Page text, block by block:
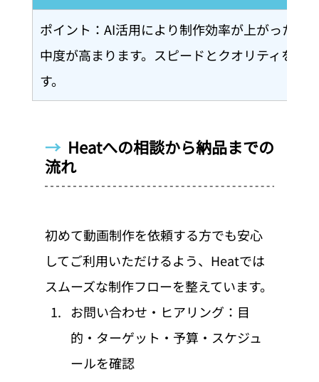
ポイント：AI活用により制作効率が上がった分
中度が高まります。スピードとクオリティを両
す。
→ Heatへの相談から納品までの
流れ
初めて動画制作を依頼する方でも安心
してご利用いただけるよう、Heatでは
スムーズな制作フローを整えています。
お問い合わせ・ヒアリング：目
的・ターゲット・予算・スケジュ
ールを確認